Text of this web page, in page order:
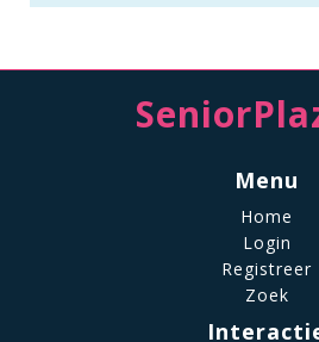
Menu
Home
Login
Registreer
Zoek